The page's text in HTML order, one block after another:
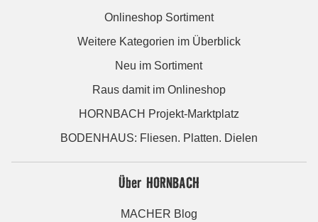
Onlineshop Sortiment
Weitere Kategorien im Überblick
Neu im Sortiment
Raus damit im Onlineshop
HORNBACH Projekt-Marktplatz
BODENHAUS: Fliesen. Platten. Dielen
Über HORNBACH
MACHER Blog